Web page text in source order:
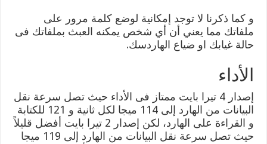
و كما ذكرنا لا توجد إمكانية لوضع كلمة مرور على
ملفاتك مما يعني أن أي شخص يمكنه العبث بملفاتك فى
حالة غيابك او ضياع الهاردسك.
الأداء
إصدار 4 تيرا بايت ممتاز فى الأداء حيث تصل سرعة نقل
البيانات من الهارد إلى 114 ميجا لكل ثانية و 121 للكتابة
و القراءة على الهارد، لكن إصدار 2 تيرا بايت أفضل قليلاً
حيث تصل سرعة نقل البيانات من الهارد إلى 119 ميجا